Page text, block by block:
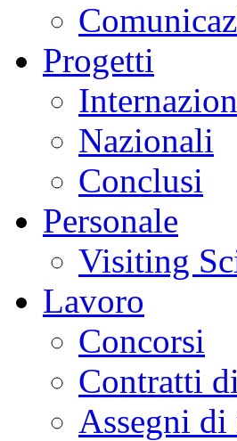
Progetti
Nazionali
Conclusi
Personale
Visiting
Lavoro
Concorsi
Contratti
Assegni di